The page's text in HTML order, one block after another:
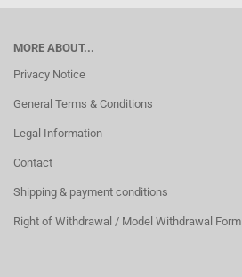
MORE ABOUT...
Privacy Notice
General Terms & Conditions
Legal Information
Contact
Shipping & payment conditions
Right of Withdrawal / Model Withdrawal Form